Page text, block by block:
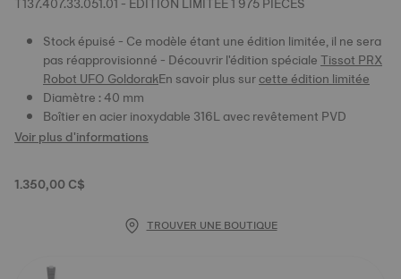
Stock épuisé - Ce modèle étant une édition limitée, il ne sera
pas réapprovisionné - Découvrir l'édition spécialeTissot PRX
Robot UFO GoldorakEn savoir plus surcette édition limitée
Diamètre : 40 mm
Boîtier en acier inoxydable 316L avec revêtement PVD
Voir plus d'informations
1.350,00 C$
TROUVER UNE BOUTIQUE